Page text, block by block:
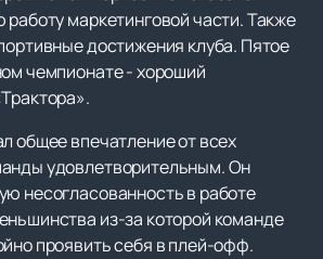
работу маркетинговой части. Также
достижения клуба. Пятое
чемпионате - хороший
общее впечатление от всех
удовлетворительным. Он
несогласованность в работе
из-за которой команде
проявить себя в плей-офф.